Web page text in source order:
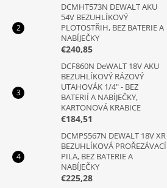
DCMHT573N DEWALT AKU
54V BEZUHLÍKOVÝ
PLOTOSTŘIH, BEZ BATERIE A
NABÍJEČKY
€240,85
DCF860N DeWALT 18V AKU
BEZUHLÍKOVÝ RÁZOVÝ
UTAHOVÁK 1/4" - BEZ
BATERIÍ A NABÍJEČKY,
KARTONOVÁ KRABICE
€184,51
DCMPS567N DEWALT 18V XR
BEZUHLÍKOVÁ PROŘEZÁVACÍ
PILA, BEZ BATERIE A
NABÍJEČKY
€225,28